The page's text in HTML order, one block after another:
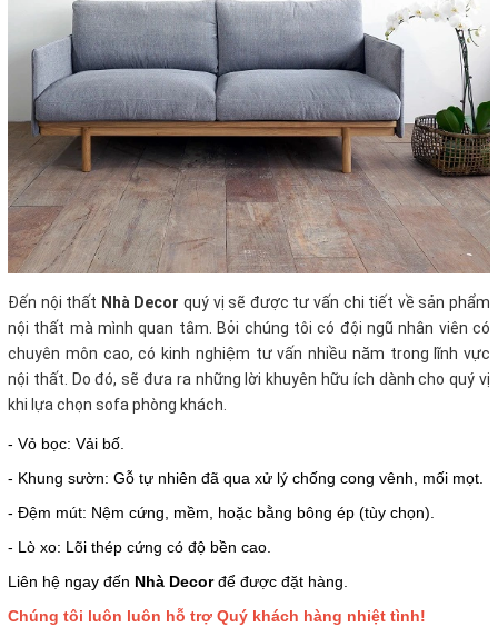
Đến nội thất Nhà Decorquý vị sẽ được tư vấn chi tiết về sản phẩm
nội thất mà mình quan tâm. Bỏi chúng tôi có đội ngũ nhân viên có
chuyên môn cao, có kinh nghiệm tư vấn nhiều năm trong lĩnh vực
nội thất. Do đó, sẽ đưa ra những lời khuyên hữu ích dành cho quý vị
khi lựa chọn sofa phòng khách.
- Vỏ bọc: Vải bố.
- Khung sườn: Gỗ tự nhiên đã qua xử lý chống cong vênh, mối mọt.
- Đệm mút: Nệm cứng, mềm, hoặc bằng bông ép (tùy chọn).
- Lò xo: Lõi thép cứng có độ bền cao.
Liên hệ ngay đến Nhà Decorđể được đặt hàng.
Chúng tôi luôn luôn hỗ trợ Quý khách hàng nhiệt tình!